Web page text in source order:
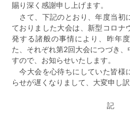
賜り深く感謝申し上げます。
さて、下記のとおり、年度当初
ておりました大会は、新型コロナ
発する諸般の事情により、昨年
た、それぞれ第2回大会につづき、
すので、お知らせいたします。
今大会を心待ちにしていた皆様
らせが遅くなりまして、大変申し訳
記